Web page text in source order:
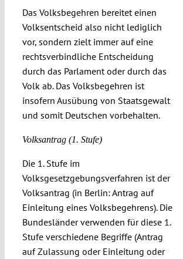
Das Volksbegehren bereitet einen
Volksentscheid also nicht lediglich
vor, sondern zielt immer auf eine
rechtsverbindliche Entscheidung
durch das Parlament oder durch das
Volk ab. Das Volksbegehren ist
insofern Ausübung von Staatsgewalt
und somit Deutschen vorbehalten.
Volksantrag (1. Stufe)
Die 1. Stufe im
Volksgesetzgebungsverfahren ist der
Volksantrag (in Berlin: Antrag auf
Einleitung eines Volksbegehrens). Die
Bundesländer verwenden für diese 1.
Stufe verschiedene Begriffe (Antrag
auf Zulassung oder Einleitung oder